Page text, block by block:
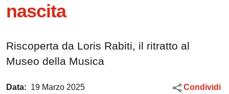
nascita
Riscoperta da Loris Rabiti, il ritratto al
Museo della Musica
Data: 19 Marzo 2025 Condividi